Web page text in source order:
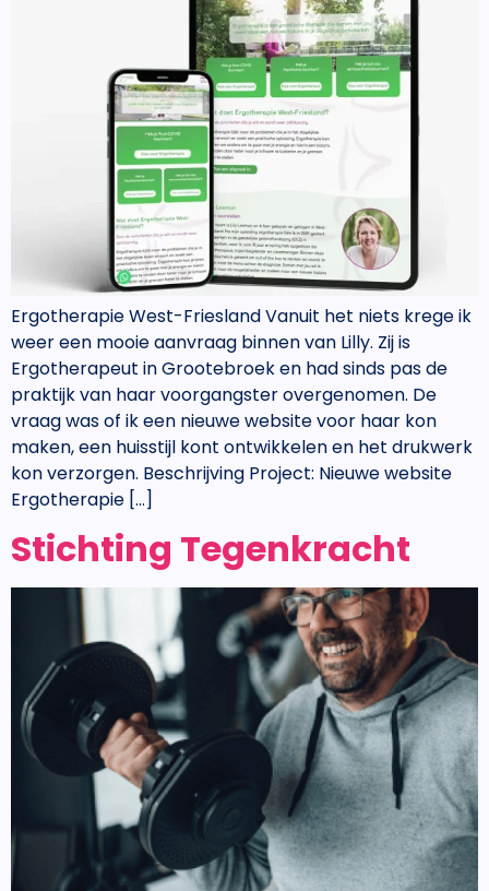
Ergotherapie West-Friesland Vanuit het niets krege ik
weer een mooie aanvraag binnen van Lilly. Zij is
Ergotherapeut in Grootebroek en had sinds pas de
praktijk van haar voorgangster overgenomen. De
vraag was of ik een nieuwe website voor haar kon
maken, een huisstijl kont ontwikkelen en het drukwerk
kon verzorgen. Beschrijving Project: Nieuwe website
Ergotherapie […]
Stichting Tegenkracht